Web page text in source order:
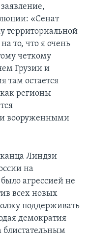
«Сенат
территориальной
то, что я очень
четкому
Грузии и
там остается
регионы
вооруженными
Линдзи
на
агрессией не
всех новых
поддерживать
демократия
блистательным